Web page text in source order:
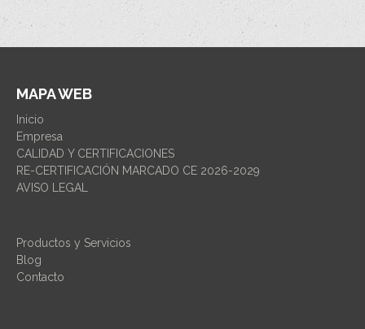
MAPA WEB
Inicio
Empresa
CALIDAD Y CERTIFICACIONES
RE-CERTIFICACIÓN MARCADO CE 2026-2029
AVISO LEGAL
Productos y Servicios
Blog
Contacto